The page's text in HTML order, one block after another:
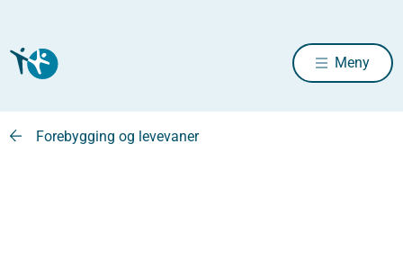
Meny
Forebygging og levevaner